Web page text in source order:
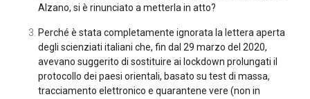
Alzano, si è rinunciato a metterla in atto?
Perché è stata completamente ignorata la lettera aperta
degli scienziati italiani che, fin dal 29 marzo del 2020,
avevano suggerito di sostituire ai lockdown prolungati il
protocollo dei paesi orientali, basato su test di massa,
tracciamento elettronico e quarantene vere (non in